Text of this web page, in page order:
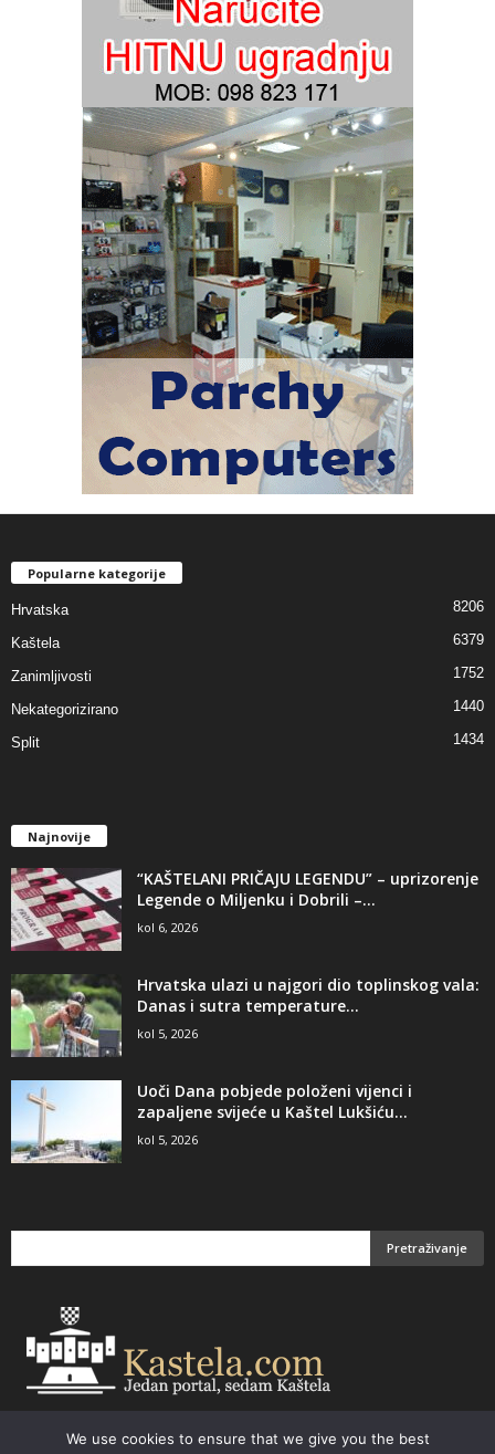
Popularne kategorije
Hrvatska 8206
Kaštela 6379
Zanimljivosti 1752
Nekategorizirano 1440
Split 1434
Najnovije
“KAŠTELANI PRIČAJU LEGENDU” – uprizorenje
Legende o Miljenku i Dobrili –...
kol 6, 2026
Hrvatska ulazi u najgori dio toplinskog vala:
Danas i sutra temperature...
kol 5, 2026
Uoči Dana pobjede položeni vijenci i
zapaljene svijeće u Kaštel Lukšiću...
kol 5, 2026
We use cookies to ensure that we give you the best